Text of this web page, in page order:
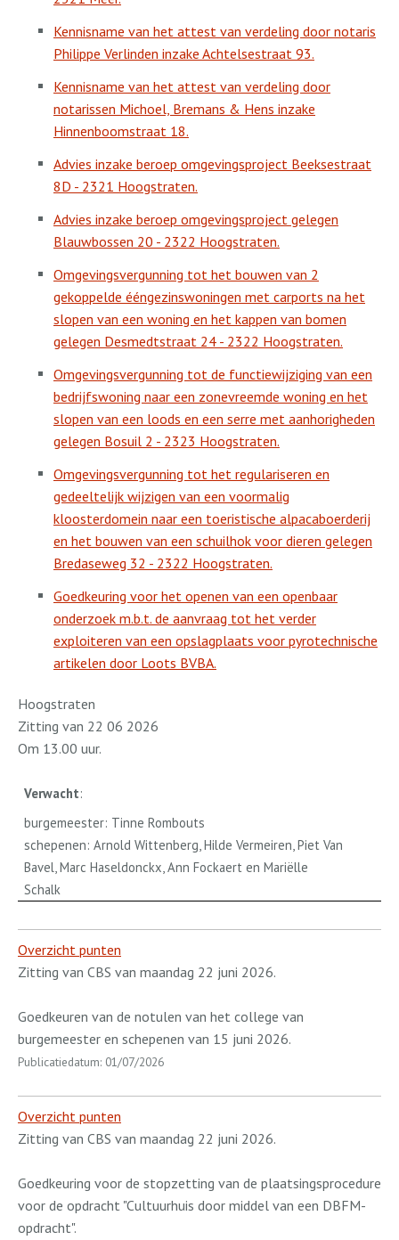
Kennisname van het attest van verdeling door notaris
Philippe Verlinden inzake Achtelsestraat 93.
Kennisname van het attest van verdeling door
notarissen Michoel, Bremans & Hens inzake
Hinnenboomstraat 18.
Advies inzake beroep omgevingsproject Beeksestraat
8D - 2321 Hoogstraten.
Advies inzake beroep omgevingsproject gelegen
Blauwbossen 20 - 2322 Hoogstraten.
Omgevingsvergunning tot het bouwen van 2
gekoppelde ééngezinswoningen met carports na het
slopen van een woning en het kappen van bomen
gelegen Desmedtstraat 24 - 2322 Hoogstraten.
Omgevingsvergunning tot de functiewijziging van een
bedrijfswoning naar een zonevreemde woning en het
slopen van een loods en een serre met aanhorigheden
gelegen Bosuil 2 - 2323 Hoogstraten.
Omgevingsvergunning tot het regulariseren en
gedeeltelijk wijzigen van een voormalig
kloosterdomein naar een toeristische alpacaboerderij
en het bouwen van een schuilhok voor dieren gelegen
Bredaseweg 32 - 2322 Hoogstraten.
Goedkeuring voor het openen van een openbaar
onderzoek m.b.t. de aanvraag tot het verder
exploiteren van een opslagplaats voor pyrotechnische
artikelen door Loots BVBA.
Hoogstraten
Zitting van 22 06 2026
Om 13.00 uur.
Verwacht:
burgemeester: Tinne Rombouts
schepenen: Arnold Wittenberg, Hilde Vermeiren, Piet Van
Bavel, Marc Haseldonckx, Ann Fockaert en Mariëlle
Schalk
Overzicht punten
Zitting van CBS van maandag 22 juni 2026.
Goedkeuren van de notulen van het college van
burgemeester en schepenen van 15 juni 2026.
Publicatiedatum: 01/07/2026
Overzicht punten
Zitting van CBS van maandag 22 juni 2026.
Goedkeuring voor de stopzetting van de plaatsingsprocedure
voor de opdracht "Cultuurhuis door middel van een DBFM-
opdracht".